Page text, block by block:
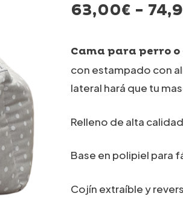
63,00€ -
Cama para perro
con estampado con
lateral hará que tu
Relleno de alta
Base en polipiel para
Cojín extraíble y